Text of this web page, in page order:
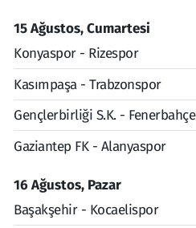
15 Ağustos, Cumartesi
Konyaspor - Rizespor
Kasımpaşa - Trabzonspor
Gençlerbirliği S.K. - Fenerbahçe
Gaziantep FK - Alanyaspor
16 Ağustos, Pazar
Başakşehir - Kocaelispor